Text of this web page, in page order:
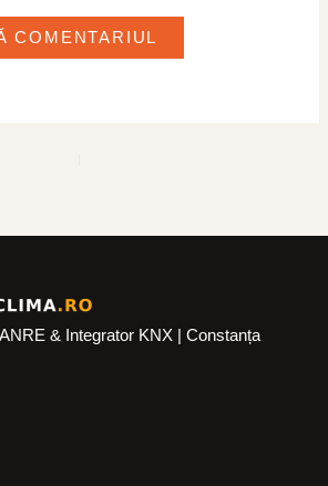
& Integrator KNX | Constanța